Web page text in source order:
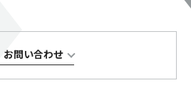
お問い合わせ